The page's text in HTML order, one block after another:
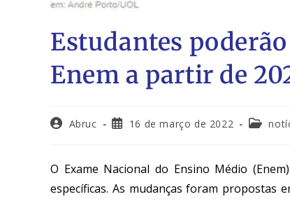
Estudantes
Enem a partir de
Abruc 16 de março de 2022
O Exame Nacional do Ensino Médio
específicas. As mudanças foram propostas